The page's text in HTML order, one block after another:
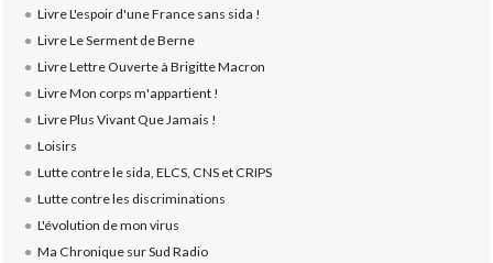
Livre L'espoir d'une France sans sida !
Livre Le Serment de Berne
Livre Lettre Ouverte à Brigitte Macron
Livre Mon corps m'appartient !
Livre Plus Vivant Que Jamais !
Loisirs
Lutte contre le sida, ELCS, CNS et CRIPS
Lutte contre les discriminations
L'évolution de mon virus
Ma Chronique sur Sud Radio